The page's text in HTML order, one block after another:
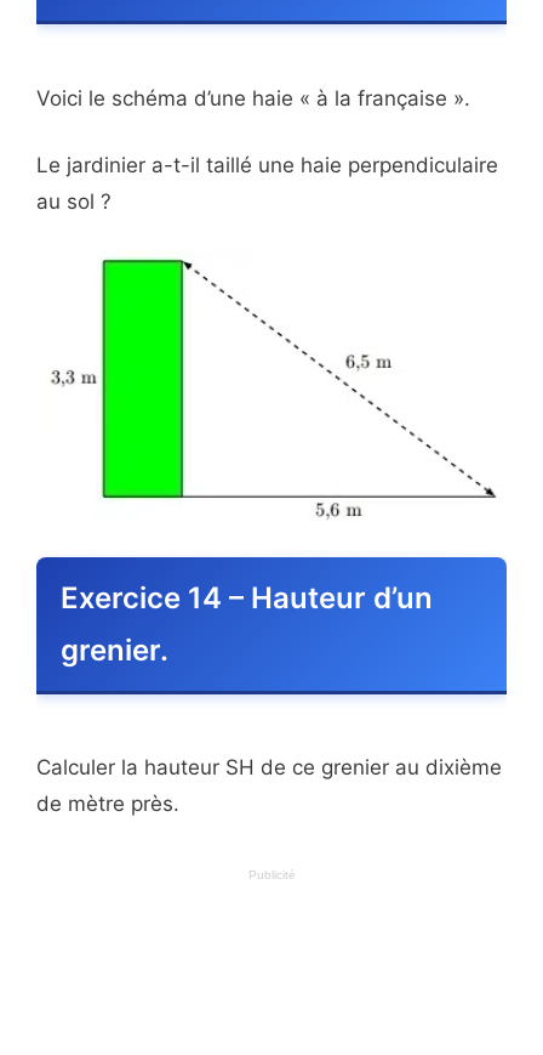
Voici le schéma d’une haie « à la française ».
Le jardinier a-t-il taillé une haie perpendiculaire
au sol ?
Exercice 14 – Hauteur d’un
grenier.
Calculer la hauteur SH de ce grenier au dixième
de mètre près.
Publicité